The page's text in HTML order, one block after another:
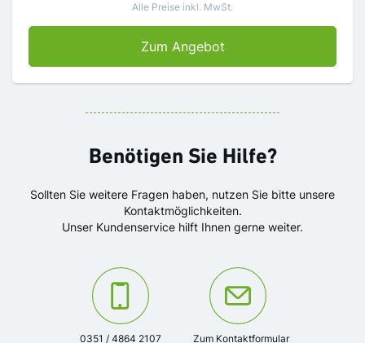
Alle Preise inkl. MwSt.
Zum AngebotSZ Digital - 2 Wochen
Benötigen Sie Hilfe?
Sollten Sie weitere Fragen haben, nutzen Sie bitte unsere
Kontaktmöglichkeiten.
Unser Kundenservice hilft Ihnen gerne weiter.
Kontaktieren Sie uns unter der Telefonnummer:
0351 / 4864 2107 Oder kontaktieren Sie uns über das
Zum Kontaktformular